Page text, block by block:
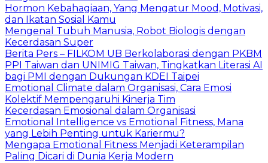
Hormon Kebahagiaan, Yang Mengatur Mood, Motivasi,
dan Ikatan Sosial Kamu
Mengenal Tubuh Manusia, Robot Biologis dengan
Kecerdasan Super
Berita Pers – FILKOM UB Berkolaborasi dengan PKBM
PPI Taiwan dan UNIMIG Taiwan, Tingkatkan Literasi AI
bagi PMI dengan Dukungan KDEI Taipei
Emotional Climate dalam Organisasi, Cara Emosi
Kolektif Mempengaruhi Kinerja Tim
Kecerdasan Emosional dalam Organisasi
Emotional Intelligence vs Emotional Fitness, Mana
yang Lebih Penting untuk Kariermu?
Mengapa Emotional Fitness Menjadi Keterampilan
Paling Dicari di Dunia Kerja Modern